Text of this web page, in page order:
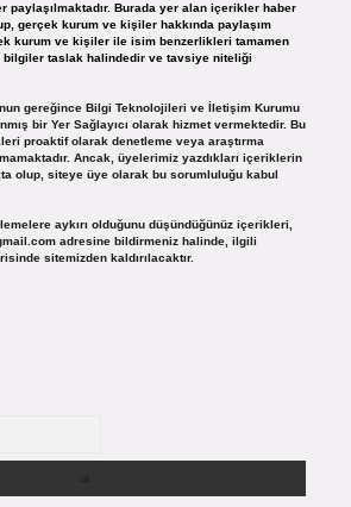
paylaşılmaktadır. Burada yer alan içerikler haber
gerçek kurum ve kişiler hakkında paylaşım
kurum ve kişiler ile isim benzerlikleri tamamen
bilgiler taslak halindedir ve tavsiye niteliği
gereğince Bilgi Teknolojileri ve İletişim Kurumu
bir Yer Sağlayıcı olarak hizmet vermektedir. Bu
proaktif olarak denetleme veya araştırma
Ancak, üyelerimiz yazdıkları içeriklerin
olup, siteye üye olarak bu sorumluluğu kabul
aykırı olduğunu düşündüğünüz içerikleri,
adresine bildirmeniz halinde, ilgili
sitemizden kaldırılacaktır.